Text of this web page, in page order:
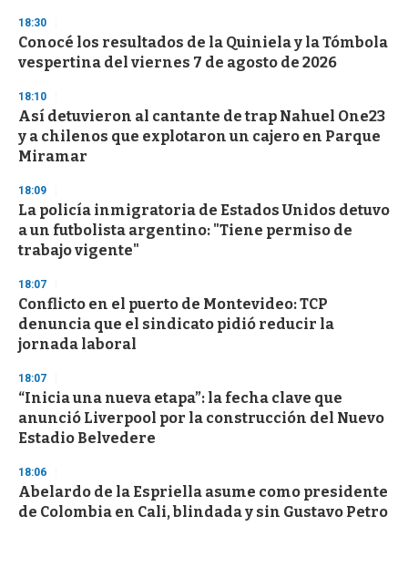
d
s
18:30
Conocé los resultados de la Quiniela y la Tómbola
vespertina del viernes 7 de agosto de 2026
18:10
Así detuvieron al cantante de trap Nahuel One23
y a chilenos que explotaron un cajero en Parque
Miramar
18:09
La policía inmigratoria de Estados Unidos detuvo
a un futbolista argentino: "Tiene permiso de
trabajo vigente"
18:07
Conflicto en el puerto de Montevideo: TCP
denuncia que el sindicato pidió reducir la
jornada laboral
18:07
“Inicia una nueva etapa”: la fecha clave que
anunció Liverpool por la construcción del Nuevo
Estadio Belvedere
18:06
Abelardo de la Espriella asume como presidente
de Colombia en Cali, blindada y sin Gustavo Petro